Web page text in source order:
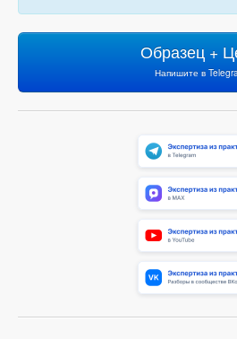
Образец +
Напишите в